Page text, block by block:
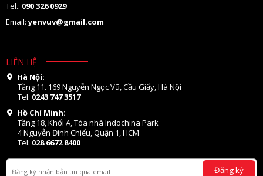
Tel.: 090 326 0929
Email:yenvuv@gmail.com
LIÊN HỆ
Hà Nội:
Tầng 11. 169 Nguyễn Ngọc Vũ, Cầu Giấy, Hà Nội
Tel: 0243 747 3517
Hồ Chí Minh:
Tầng 18, Khối A, Tòa nhà Indochina Park
4 Nguyễn Đình Chiểu, Quận 1, HCM
Tel: 028 6672 8400
Đăng ký